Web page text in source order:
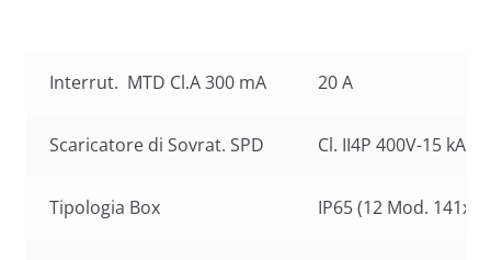
Interrut. MTD Cl.A 300 mA 20 A
Scaricatore di Sovrat. SPD Cl. II4P 400V-15 kA
Tipologia Box IP65 (12 Mod.